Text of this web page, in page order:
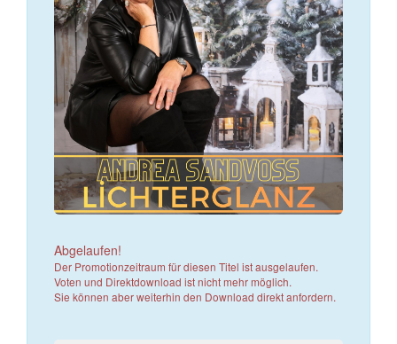
Abgelaufen!
Der Promotionzeitraum für diesen Titel ist ausgelaufen.
Voten und Direktdownload ist nicht mehr möglich.
Sie können aber weiterhin den Download direkt anfordern.